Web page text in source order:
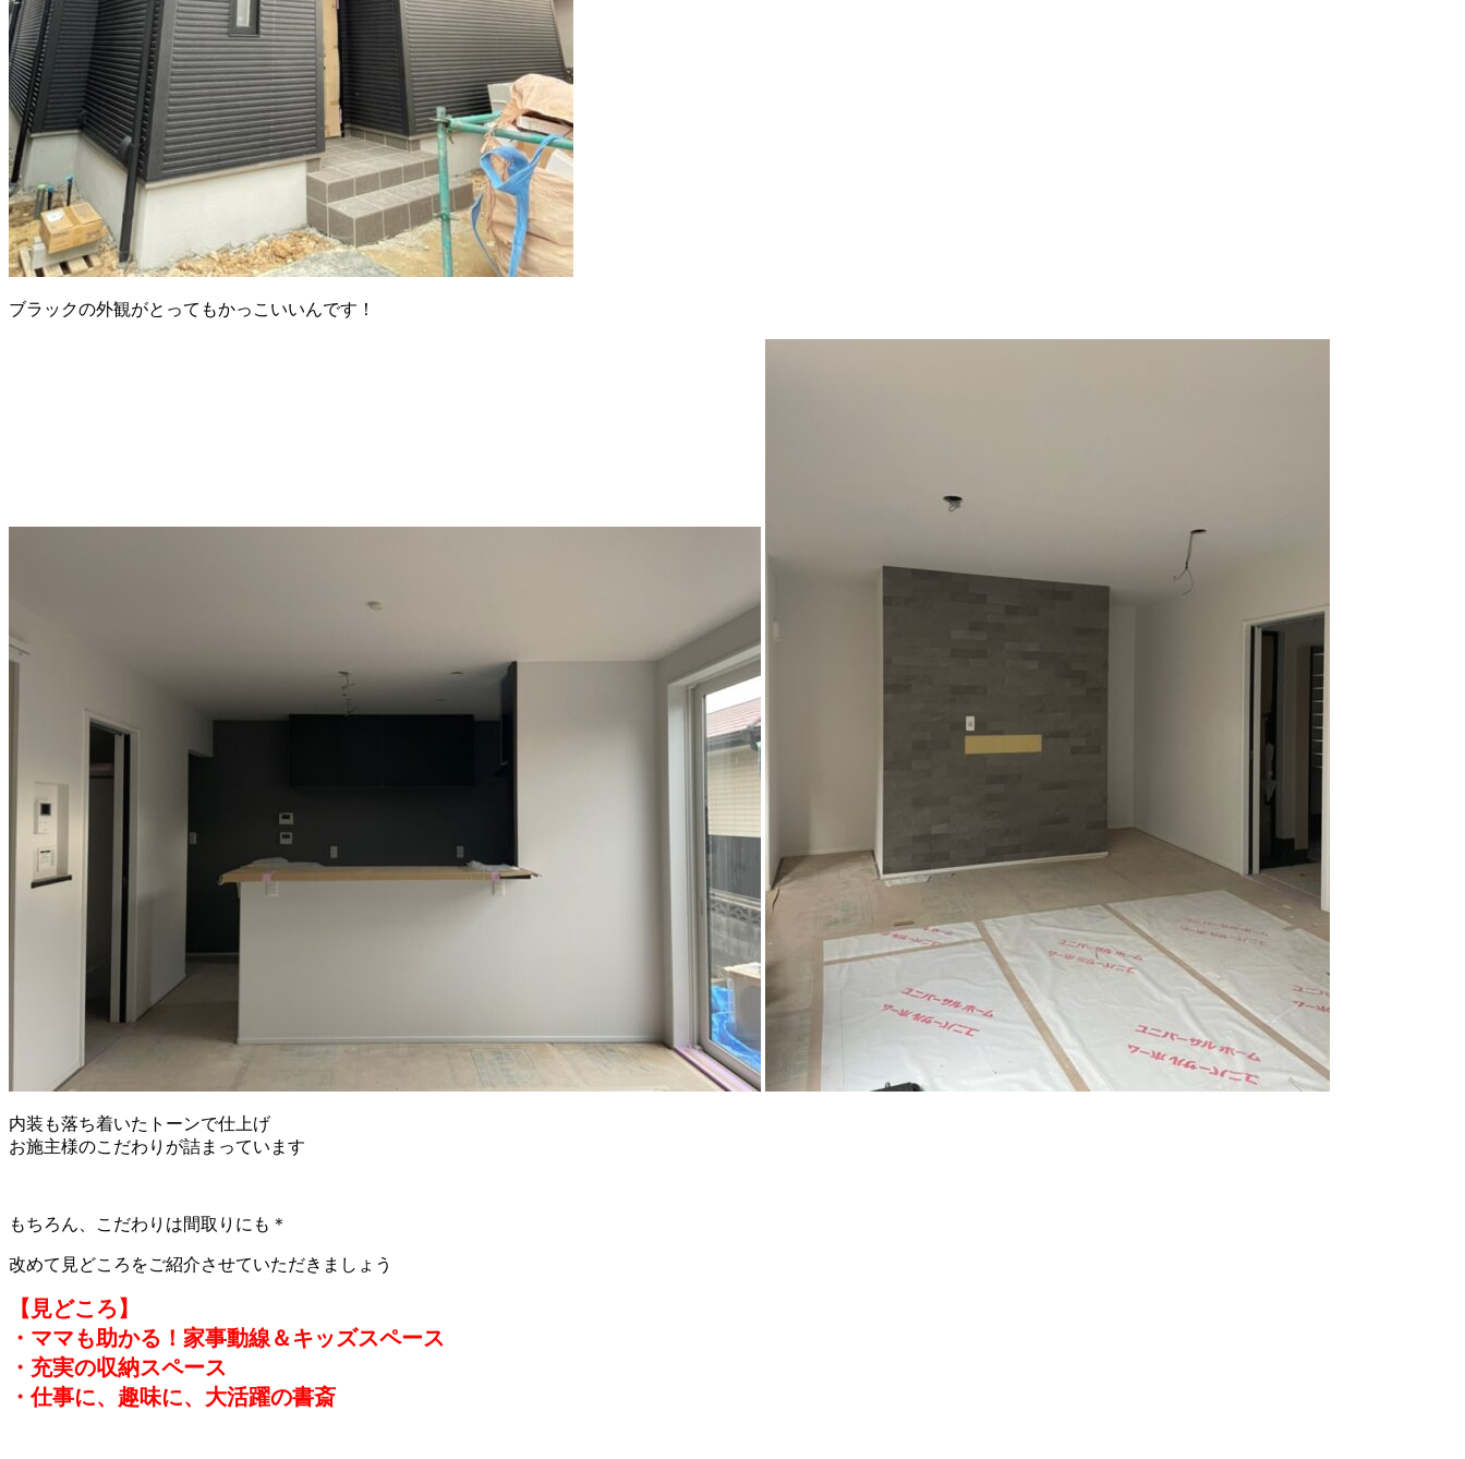
ブラックの外観がとってもかっこいいんです！
内装も落ち着いたトーンで仕上げ
お施主様のこだわりが詰まっています
もちろん、こだわりは間取りにも＊
改めて見どころをご紹介させていただきましょう
【見どころ】
・ママも助かる！家事動線＆キッズスペース
・充実の収納スペース
・仕事に、趣味に、大活躍の書斎